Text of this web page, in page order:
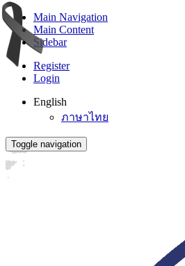
Main Navigation
Main Content
Sidebar
Register
Login
English
ภาษาไทย
Toggle navigation